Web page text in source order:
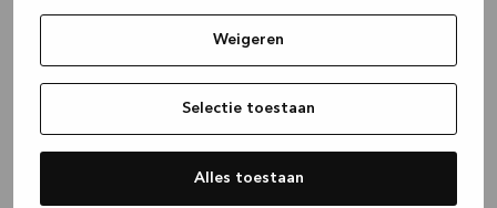
Weigeren
Selectie toestaan
Alles toestaan
(see the browser console for more
information).